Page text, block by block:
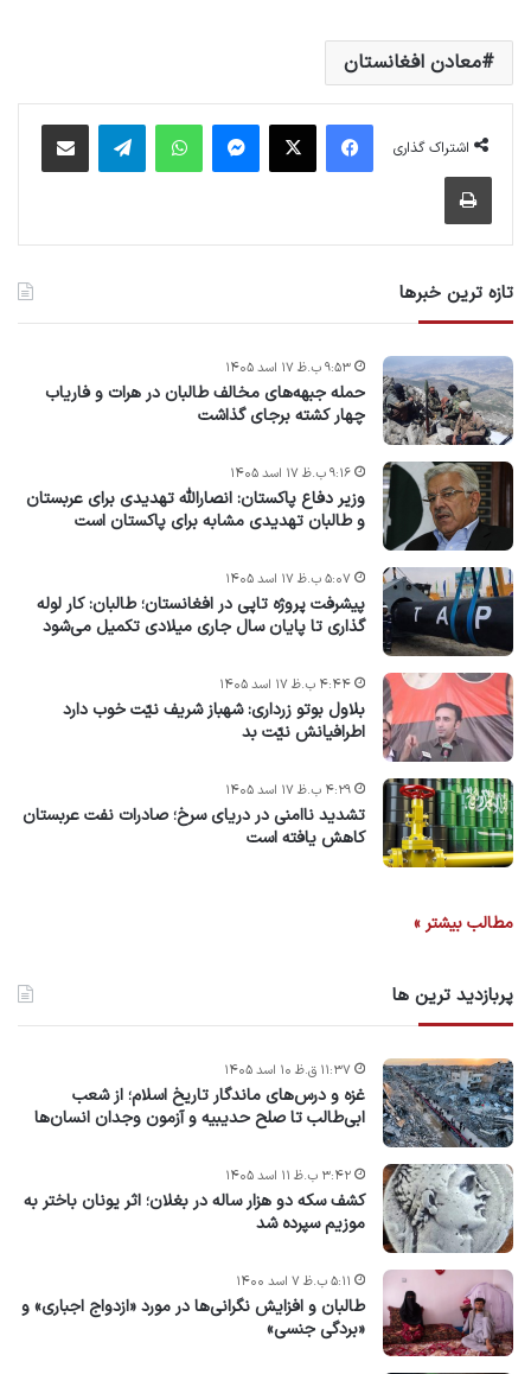
معادن افغانستان
اشتراک گذاری
فیس بوک پیام رسان واتس آپ
تازه ترین خبرها
حمله جبهه‌های مخالف طالبان در هرات و فاریاب
چهار کشته برجای گذاشت
۹:۵۳ ب.ظ ۱۷ اسد ۱۴۰۵
وزیر دفاع پاکستان: انصارالله تهدیدی برای عربستان
و طالبان تهدیدی مشابه برای پاکستان است
۹:۱۶ ب.ظ ۱۷ اسد ۱۴۰۵
پیشرفت پروژه‌ تاپی در افغانستان؛ طالبان: کار لوله
گذاری تا پایان سال جاری میلادی تکمیل می‌شود
۵:۰۷ ب.ظ ۱۷ اسد ۱۴۰۵
بلاول بوتو زرداری: شهباز شریف نیّت خوب دارد
اطرافیانش نیّت بد
۴:۴۴ ب.ظ ۱۷ اسد ۱۴۰۵
تشدید ناامنی در دریای سرخ؛ صادرات نفت عربستان
کاهش یافته است
۴:۲۹ ب.ظ ۱۷ اسد ۱۴۰۵
مطالب بیشتر »
پربازدید ترین ها
غزه و درس‌های ماندگار تاریخ اسلام؛ از شعب
ابی‌طالب تا صلح حدیبیه و آزمون وجدان انسان‌ها
۱۱:۳۷ ق.ظ ۱۰ اسد ۱۴۰۵
کشف سکه دو هزار ساله در بغلان؛ اثر یونان باختر به
موزیم سپرده شد
۳:۴۲ ب.ظ ۱۱ اسد ۱۴۰۵
طالبان و افزایش نگرانی‌ها در مورد «ازدواج اجباری» و
«بردگی جنسی»
۵:۱۱ ب.ظ ۷ اسد ۱۴۰۰